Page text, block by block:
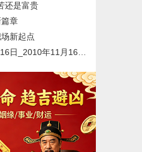
还是富贵
章
新起点
年11月16日新闻回顾